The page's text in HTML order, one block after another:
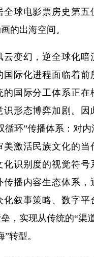
全球电影票房史第五
的出海空间。
幻，逆全球化暗
国际化进程面临着前
的国际分工体系正在
识形态博弈加剧。因
循环”传播体系：对
激活民族文化的当
化识别度的视觉符号
传播内容生态体系，
化叙事策略、数字平
，实现从传统的“渠
转型。